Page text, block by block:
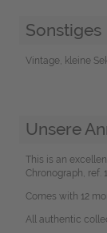
Sonstiges
Vintage, kleine
Unsere
This is an
Chronograph, ref.
Comes with 12
All authentic